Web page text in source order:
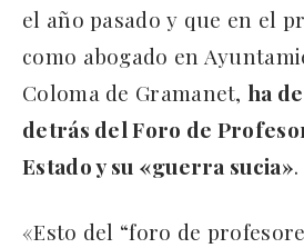
el año pasado y que en el
como abogado en
Coloma de Gramanet, ha
detrás del Foro de
Estado y su «guerra sucia».
«Esto del “foro de